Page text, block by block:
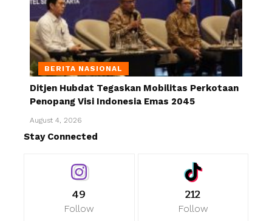
BERITA NASIONAL
Ditjen Hubdat Tegaskan Mobilitas Perkotaan
Penopang Visi Indonesia Emas 2045
August 4, 2026
Stay Connected
49
Follow
212
Follow